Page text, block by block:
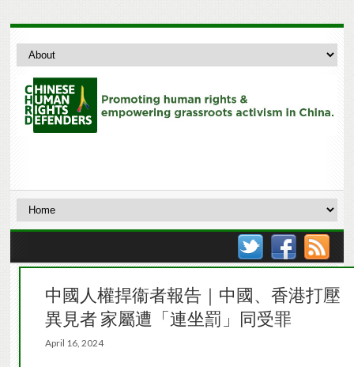
中國人權捍衞者報告｜中國、香港打壓
異見者 家屬遭「連坐罰」同受罪
April 16, 2024